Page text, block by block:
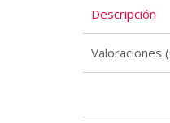
Descripción
Valoraciones